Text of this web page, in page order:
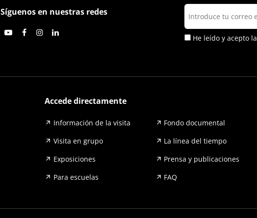
Síguenos en nuestras redes
He leído y acepto la
Accede directamente
Información de la visita
Fondo documental
Visita en grupo
La línea del tiempo
Exposiciones
Prensa y publicaciones
Para escuelas
FAQ